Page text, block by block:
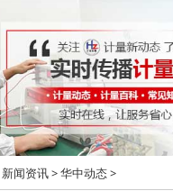
新闻资讯> 华中动态>